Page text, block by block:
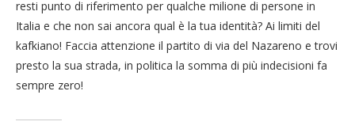
resti punto di riferimento per qualche milione di persone in
Italia e che non sai ancora qual è la tua identità? Ai limiti del
kafkiano! Faccia attenzione il partito di via del Nazareno e trovi
presto la sua strada, in politica la somma di più indecisioni fa
sempre zero!